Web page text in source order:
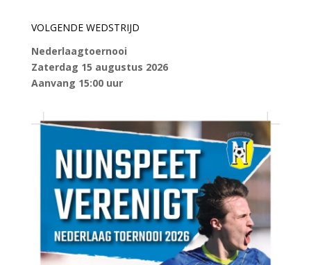
VOLGENDE WEDSTRIJD
Nederlaagtoernooi
Zaterdag 15 augustus 2026
Aanvang 15:00 uur